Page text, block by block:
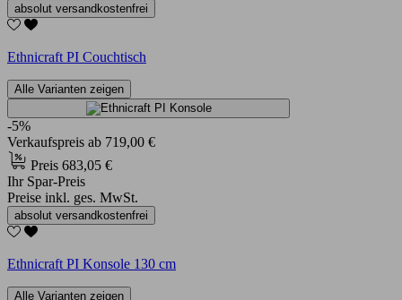
absolut versandkostenfrei
Ethnicraft PI Couchtisch
Alle Varianten zeigen
-5%
Verkaufspreis ab 719,00 €
Preis 683,05 €
Ihr Spar-Preis
Preise inkl. ges. MwSt.
absolut versandkostenfrei
Ethnicraft PI Konsole 130 cm
Alle Varianten zeigen